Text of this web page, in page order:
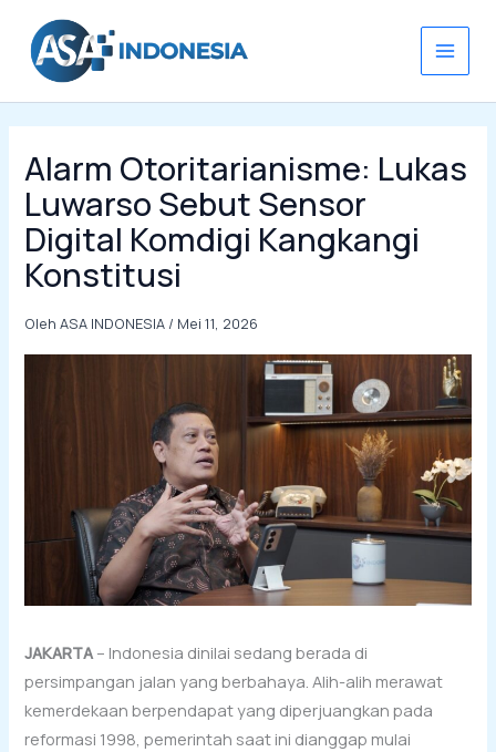
konten
Alarm Otoritarianisme: Lukas
Luwarso Sebut Sensor
Digital Komdigi Kangkangi
Konstitusi
OlehASA INDONESIA / Mei 11, 2026
JAKARTA– Indonesia dinilai sedang berada di
persimpangan jalan yang berbahaya. Alih-alih merawat
kemerdekaan berpendapat yang diperjuangkan pada
reformasi 1998, pemerintah saat ini dianggap mulai